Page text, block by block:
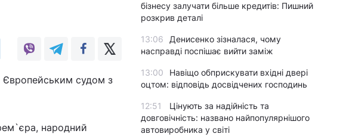
Європейським судом з
народний
бізнесу залучати більше кредитів: Пишний
розкрив деталі
13:06
Денисенко зізналася, чому
насправді поспішає вийти заміж
13:00
Навіщо обприскувати вхідні двері
оцтом: відповідь досвідчених господинь
12:51
Цінують за надійність та
довговічність: названо найпопулярнішого
автовиробника у світі